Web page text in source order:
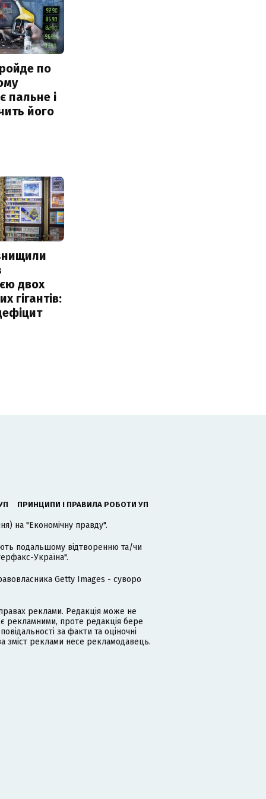
по
пальне і
його
двох
гігантів:
ПРИНЦИПИ І ПРАВИЛА РОБОТИ УП
на "Економічну правду".
подальшому відтворенню та/чи
Україна".
Getty Images - суворо
реклами. Редакція може не
рекламними, проте редакція бере
за факти та оціночні
зміст реклами несе рекламодавець.